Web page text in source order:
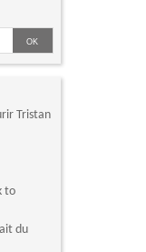
Tristan
to
du